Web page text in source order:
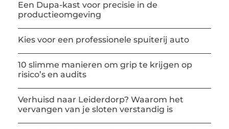
Een Dupa-kast voor precisie in de
productieomgeving
Kies voor een professionele spuiterij auto
10 slimme manieren om grip te krijgen op
risico’s en audits
Verhuisd naar Leiderdorp? Waarom het
vervangen van je sloten verstandig is